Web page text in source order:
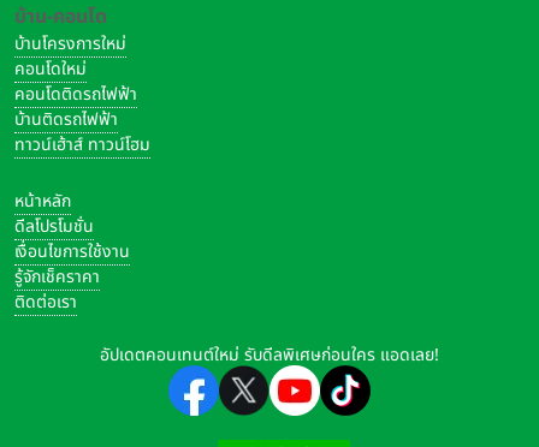
บ้าน-คอนโด
บ้านโครงการใหม่
คอนโดใหม่
คอนโดติดรถไฟฟ้า
บ้านติดรถไฟฟ้า
ทาวน์เฮ้าส์ ทาวน์โฮม
หน้าหลัก
ดีลโปรโมชั่น
เงื่อนไขการใช้งาน
รู้จักเช็คราคา
ติดต่อเรา
อัปเดตคอนเทนต์ใหม่ รับดีลพิเศษก่อนใคร แอดเลย!